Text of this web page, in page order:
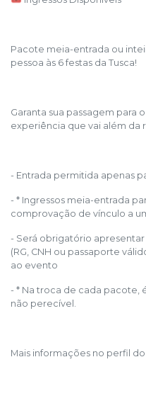
Pacote meia-entrada ou
pessoa às 6 festas da Tusca!
Garanta sua passagem para
experiência que vai além da
- Entrada permitida apenas
- * Ingressos meia-entrada
comprovação de vínculo a
- Será obrigatório
(RG, CNH ou passaporte
ao evento
- * Na troca de cada pacote,
não perecível.
Mais informações no perfil